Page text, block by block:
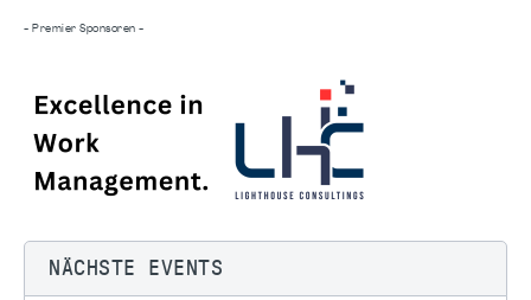
- Premier Sponsoren -
NÄCHSTE EVENTS